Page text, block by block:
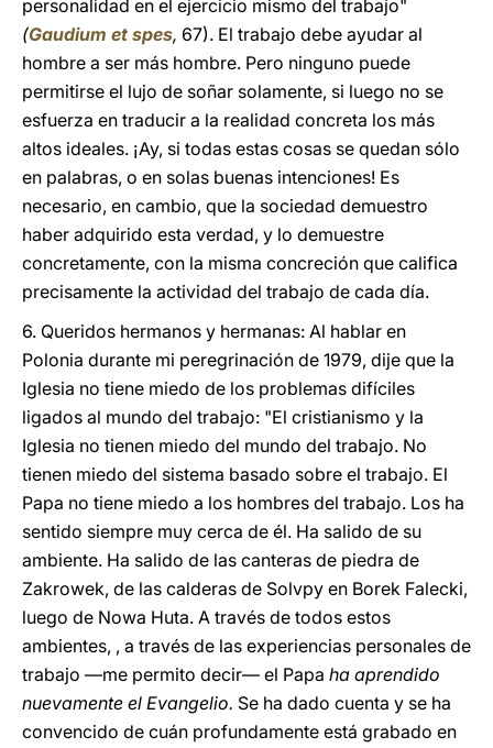
personalidad en el ejercicio mismo del trabajo"
(Gaudium et spes, 67). El trabajo debe ayudar al
hombre a ser más hombre. Pero ninguno puede
permitirse el lujo de soñar solamente, si luego no se
esfuerza en traducir a la realidad concreta los más
altos ideales. ¡Ay, si todas estas cosas se quedan sólo
en palabras, o en solas buenas intenciones! Es
necesario, en cambio, que la sociedad demuestro
haber adquirido esta verdad, y lo demuestre
concretamente, con la misma concreción que califica
precisamente la actividad del trabajo de cada día.
6. Queridos hermanos y hermanas: Al hablar en
Polonia durante mi peregrinación de 1979, dije que la
Iglesia no tiene miedo de los problemas difíciles
ligados al mundo del trabajo: "El cristianismo y la
Iglesia no tienen miedo del mundo del trabajo. No
tienen miedo del sistema basado sobre el trabajo. El
Papa no tiene miedo a los hombres del trabajo. Los ha
sentido siempre muy cerca de él. Ha salido de su
ambiente. Ha salido de las canteras de piedra de
Zakrowek, de las calderas de Solvpy en Borek Falecki,
luego de Nowa Huta. A través de todos estos
ambientes, , a través de las experiencias personales de
trabajo —me permito decir— el Papa ha aprendido
nuevamente el Evangelio. Se ha dado cuenta y se ha
convencido de cuán profundamente está grabado en